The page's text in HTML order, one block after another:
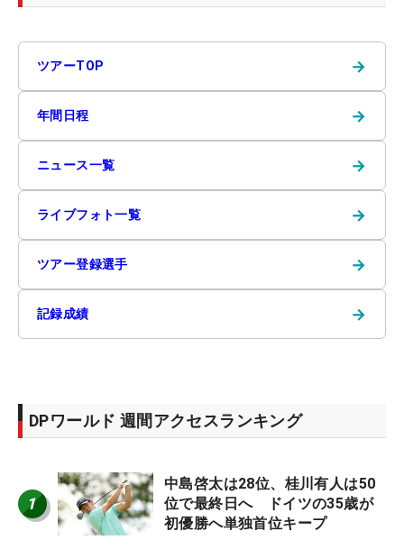
ツアーTOP →
年間日程 →
ニュース一覧 →
ライブフォト一覧 →
ツアー登録選手 →
記録成績 →
DPワールド 週間アクセスランキング
1
中島啓太は28位、桂川有人は50
位で最終日へ ドイツの35歳が
初優勝へ単独首位キープ